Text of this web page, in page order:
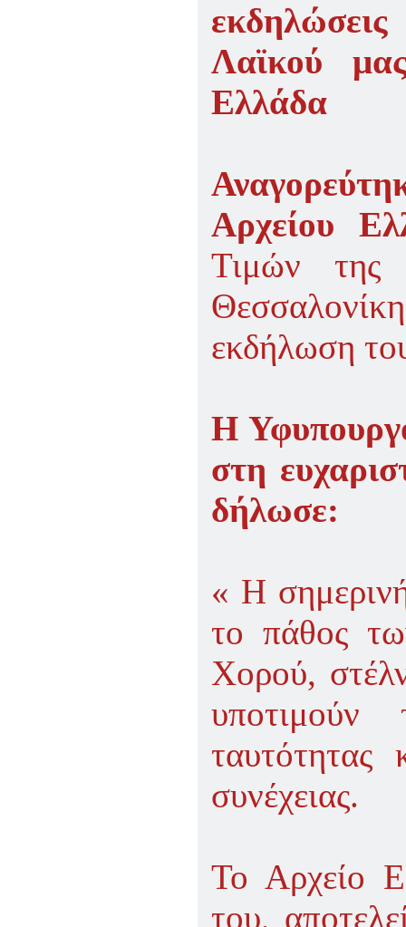
Λαϊκού
Ελλάδα
Αρχείου
Τιμών της
εκδήλωση
Η
στη
δήλωσε:
« Η
το πάθος
Χορού,
ταυτότητας
συνέχειας.
Το Αρχείο
του,